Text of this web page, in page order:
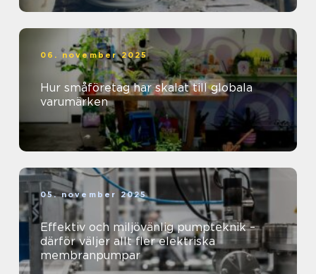
06. november 2025
Hur småföretag har skalat till globala
varumärken
05. november 2025
Effektiv och miljövänlig pumpteknik –
därför väljer allt fler elektriska
membranpumpar